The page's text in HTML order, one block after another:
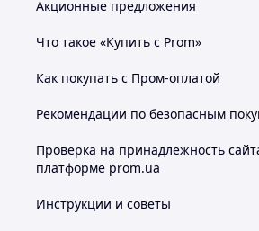
Похожие товары по
Акционные предложения
Что такое «Купить с Prom»
Как покупать с Пром-оплатой
Рекомендации по безопасным
Проверка на принадлежность
платформе prom.ua
Инструкции и советы